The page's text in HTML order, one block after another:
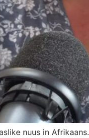
nuus in Afrikaans.